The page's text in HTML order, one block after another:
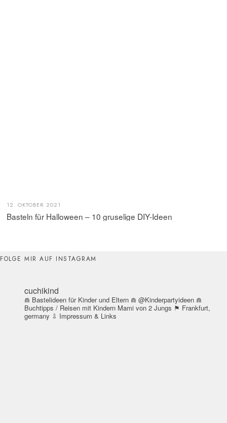
12. OKTOBER 2021
Basteln für Halloween – 10 gruselige DIY-Ideen
FOLGE MIR AUF INSTAGRAM
cuchikind
⋒ Bastelideen für Kinder und Eltern ⋒ @Kinderpartyideen ⋒
Buchtipps / Reisen mit Kindern Mami von 2 Jungs ⚑ Frankfurt,
germany ⇩ Impressum & Links